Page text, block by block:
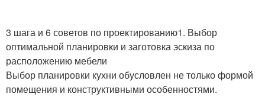
3 шага и 6 советов по проектированию1. Выбор
оптимальной планировки и заготовка эскиза по
расположению мебели
Выбор планировки кухни обусловлен не только формой
помещения и конструктивными особенностями.